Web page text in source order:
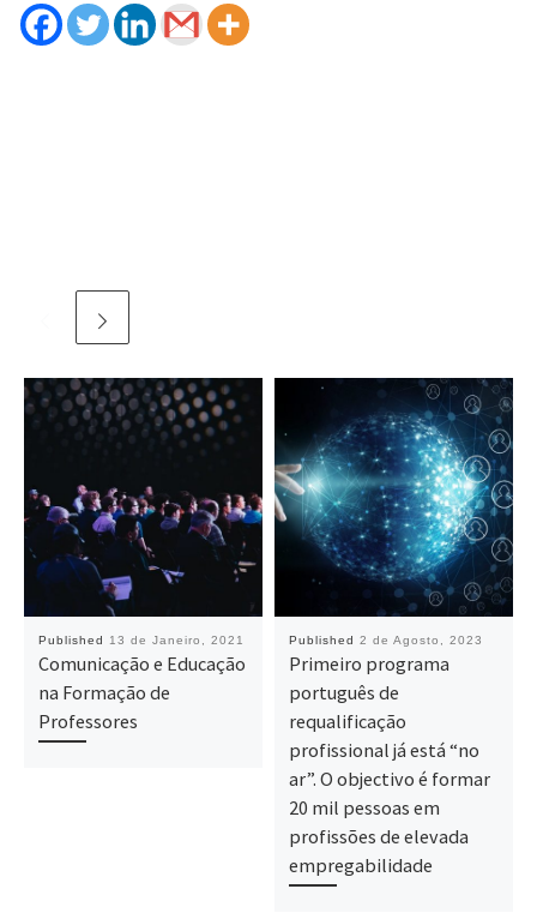
Published 13 de Janeiro, 2021
Comunicação e Educação
na Formação de
Professores
Published 2 de Agosto, 2023
Primeiro programa
português de
requalificação
profissional já está “no
ar”. O objectivo é formar
20 mil pessoas em
profissões de elevada
empregabilidade